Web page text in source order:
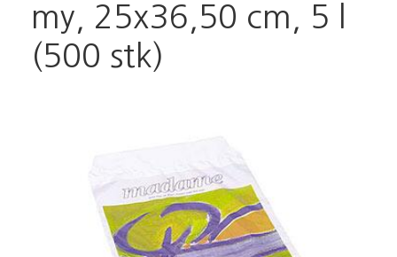
my, 25x36,50 cm, 5 l
(500 stk)